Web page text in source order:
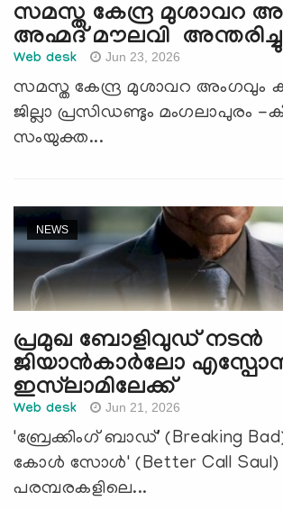
സമസ്ത കേന്ദ്ര മുശാവറ
അഹ്മദ് മൗലവി അന്തരിച്ചു
Web desk Jun 23, 2026
സമസ്ത കേന്ദ്ര മുശാവറ
ജില്ലാ പ്രസിഡണ്ടും മംഗലാപുരം -
സംയുക്ത...
NEWS
പ്രമുഖ ബോളിവുഡ് നടന്‍
ജിയാൻകാർലോ
ഇസ്‌ലാമിലേക്ക്
Web desk Jun 21, 2026
'ബ്രേക്കിംഗ് ബാഡ്' (Breaking
കോൾ സോൾ' (Better Call Saul)
പരമ്പരകളിലെ...